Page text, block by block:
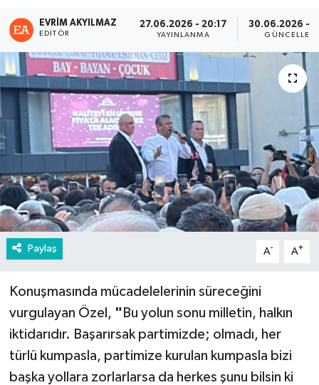
EVRIM AKYILMAZ
EDITÖR
27.06.2026 - 20:17
YAYINLANMA
30.06.2026 -
Paylaş A- A+
Konuşmasında mücadelelerinin süreceğini
vurgulayan Özel, " Bu yolun sonu milletin, halkın
iktidarıdır. Başarırsak partimizde; olmadı, her
türlü kumpasla, partimize kurulan kumpasla bizi
başka yollara zorlarlarsa da herkes şunu bilsin ki